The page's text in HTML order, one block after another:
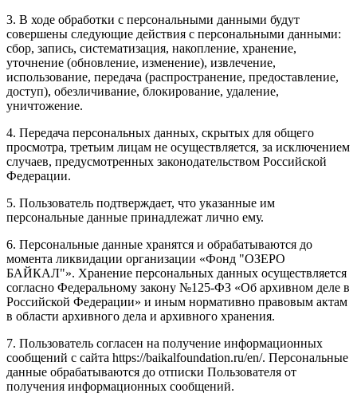
3. В ходе обработки с персональными данными будут
совершены следующие действия с персональными данными:
сбор, запись, систематизация, накопление, хранение,
уточнение (обновление, изменение), извлечение,
использование, передача (распространение, предоставление,
доступ), обезличивание, блокирование, удаление,
уничтожение.
4. Передача персональных данных, скрытых для общего
просмотра, третьим лицам не осуществляется, за исключением
случаев, предусмотренных законодательством Российской
Федерации.
5. Пользователь подтверждает, что указанные им
персональные данные принадлежат лично ему.
6. Персональные данные хранятся и обрабатываются до
момента ликвидации организации «Фонд "ОЗЕРО
БАЙКАЛ"». Хранение персональных данных осуществляется
согласно Федеральному закону №125-ФЗ «Об архивном деле в
Российской Федерации» и иным нормативно правовым актам
в области архивного дела и архивного хранения.
7. Пользователь согласен на получение информационных
сообщений с сайта https://baikalfoundation.ru/en/. Персональные
данные обрабатываются до отписки Пользователя от
получения информационных сообщений.